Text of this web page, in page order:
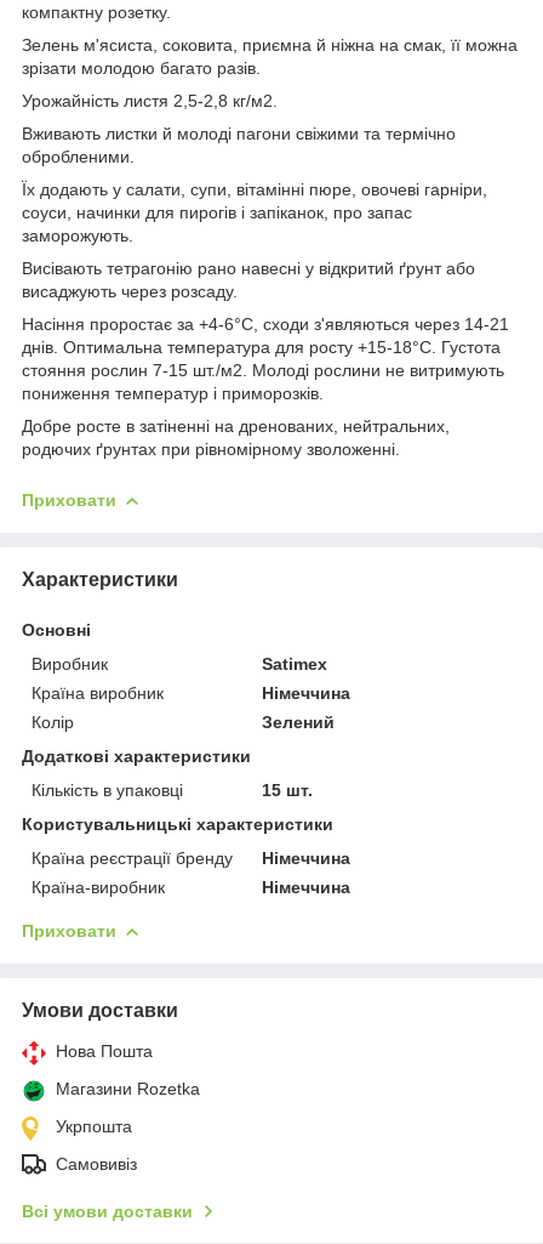
компактну розетку.
Зелень м'ясиста, соковита, приємна й ніжна на смак, її можна
зрізати молодою багато разів.
Урожайність листя 2,5-2,8 кг/м2
Вживають листки й молоді пагони свіжими та термічно
обробленими.
Їх додають у салати, супи, вітамінні пюре, овочеві гарніри,
соуси, начинки для пирогів і запіканок, про запас
заморожують.
Висівають тетрагонію рано навесні у відкритий ґрунт або
висаджують через розсаду.
Насіння проростає за +4-6°C, сходи з'являються через 14-21
днів. Оптимальна температура для росту +15-18°C. Густота
стояння рослин 7-15 шт./м2 . Молоді рослини не витримують
пониження температур і приморозків.
Добре росте в затіненні на дренованих, нейтральних,
родючих ґрунтах при рівномірному зволоженні.
Приховати
Характеристики
Основні
Виробник
Satimex
Країна виробник
Німеччина
Колір
Зелений
Додаткові характеристики
Кількість в упаковці
15 шт.
Користувальницькі характеристики
Країна реєстрації бренду
Німеччина
Країна-виробник
Німеччина
Приховати
Умови доставки
Нова Пошта
Магазини Rozetka
Укрпошта
Самовивіз
Всі умови доставки